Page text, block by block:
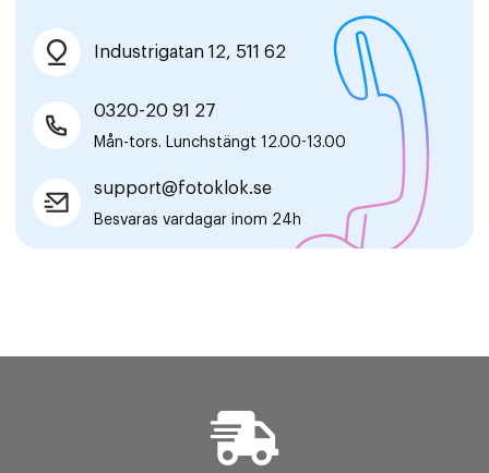
Industrigatan 12, 511 62
0320-20 91 27
Mån-tors. Lunchstängt 12.00-13.00
support@fotoklok.se
Besvaras vardagar inom 24h